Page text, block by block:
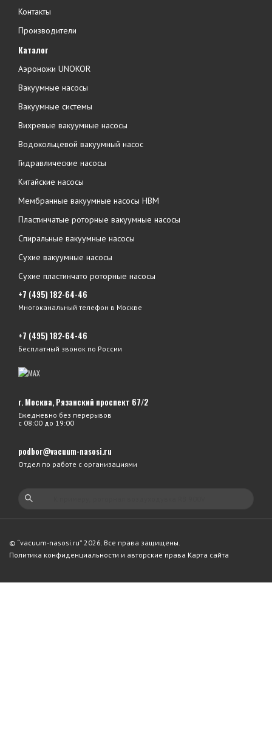
Контакты
Производители
Каталог
Аэроножи UNOKOR
Вакуумные насосы
Вакуумные системы
Вихревые вакуумные насосы
Водокольцевой вакуумный насос
Гидравлические насосы
Китайские насосы
Мембранные вакуумные насосы НВМ
Пластинчатые роторные вакуумные насосы
Спиральные вакуумные насосы
Сухие вакуумные насосы
Сухие пластинчато роторные насосы
+7 (495) 182-64-46
Многоканальный телефон в Москве
+7 (495) 182-64-46
Бесплатный звонок по России
г. Москва, Рязанский проспект 67/2
Ежедневно без перерывов
с 08:00 до 19:00
podbor@vacuum-nasosi.ru
Отдел по работе с организациями
© “vacuum-nasosi.ru” 2026. Все права защищены.
Политика конфиденциальности и авторские права Карта сайта